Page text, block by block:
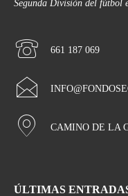
Segunda División del fútbol
661 187 069
CAMINO DE LA
ÚLTIMAS